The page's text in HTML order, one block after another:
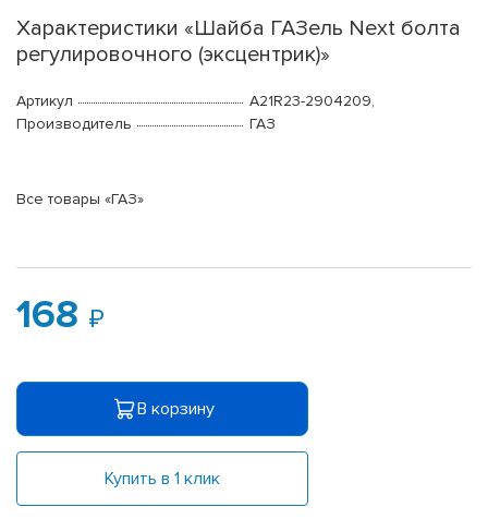
Характеристики «Шайба ГАЗель Next болта
регулировочного (эксцентрик)»
Артикул
А21R23-2904209,
Производитель
ГАЗ
Все товары «ГАЗ»
168
В корзину
Купить в 1 клик